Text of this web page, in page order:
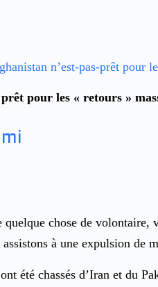
n’est-pas-prêt pour
pour les « retours »
chose de volontaire,
à une expulsion de
été chassés d’Iran et du